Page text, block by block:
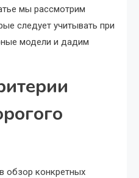
мы рассмотрим
следует учитывать при
модели и дадим
обзор конкретных